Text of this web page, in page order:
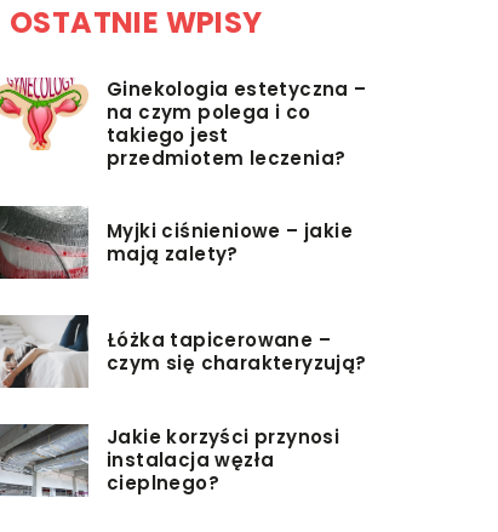
OSTATNIE WPISY
Ginekologia estetyczna –
na czym polega i co
takiego jest
przedmiotem leczenia?
Myjki ciśnieniowe – jakie
mają zalety?
Łóżka tapicerowane –
czym się charakteryzują?
Jakie korzyści przynosi
instalacja węzła
cieplnego?